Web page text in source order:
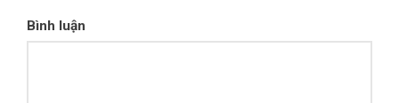
Bình luận